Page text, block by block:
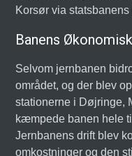
Korsør via
Banens
Selvom jernbanen
området, og der blev
stationerne i Døjringe,
kæmpede banen hele
Jernbanens drift blev
omkostninger og den